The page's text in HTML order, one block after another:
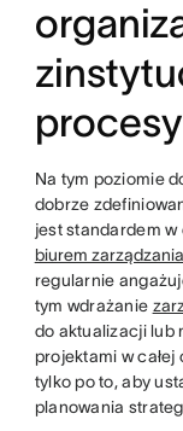
procesy
Na tym poziomie
dobrze
jest standardem w
biurem
regularnie
tym wdrażanie
do aktualizacji lub
projektami w
tylko po to, aby
planowania